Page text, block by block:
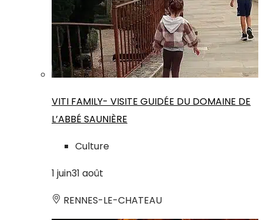
VITI FAMILY- VISITE GUIDÉE DU DOMAINE DE
L’ABBÉ SAUNIÈRE
Culture
1 juin31 août
RENNES-LE-CHATEAU